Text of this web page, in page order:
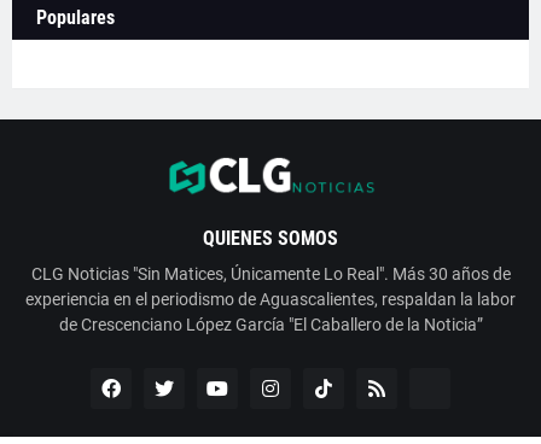
Populares
QUIENES SOMOS
CLG Noticias "Sin Matices, Únicamente Lo Real". Más 30 años de
experiencia en el periodismo de Aguascalientes, respaldan la labor
de Crescenciano López García "El Caballero de la Noticia”